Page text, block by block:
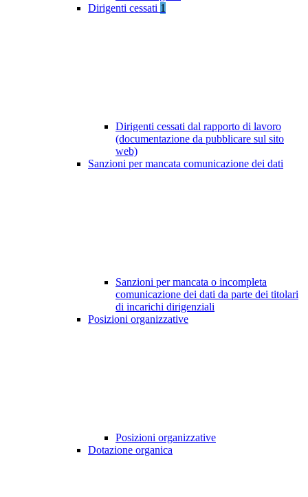
Dirigenti cessati 1
Dirigenti cessati dal rapporto di lavoro
(documentazione da pubblicare sul sito
web)
Sanzioni per mancata comunicazione dei dati
Sanzioni per mancata o incompleta
comunicazione dei dati da parte dei titolari
di incarichi dirigenziali
Posizioni organizzative
Posizioni organizzative
Dotazione organica